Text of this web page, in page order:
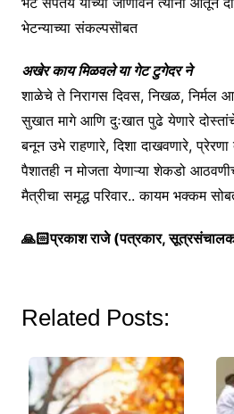
भेटन्याच्या संकल्पसॊबत
अखेर काय मिळवले या गेट टुगेदर ने
शाळेचे ते निरागस दिवस, निखळ, निर्मल
सुखात मागे आणि दुःखात पुढे येणारे
बनून उभे राहणारे, दिशा दाखवणारे,
पैशातही न मोजता येणाऱ्या शेकडो
मैत्रीचा समृद्ध परिवार.. कायम भक्कम
🙏🏻प्रकाश राजे (पत्रकार,
Related Posts: